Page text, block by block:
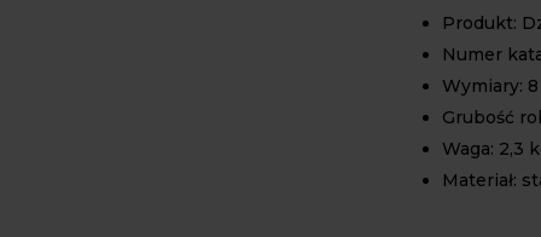
Produkt:
Numer
Wymiary: 8
Grubość
Waga: 2,3
Materiał: